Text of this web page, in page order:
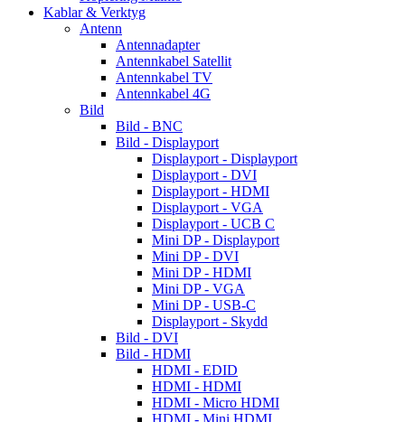
Kablar & Verktyg
Antenn
Antennadapter
Antennkabel Satellit
Antennkabel TV
Antennkabel 4G
Bild
Bild - BNC
Bild - Displayport
Displayport - Displayport
Displayport - DVI
Displayport - HDMI
Displayport - VGA
Displayport - UCB C
Mini DP - Displayport
Mini DP - DVI
Mini DP - HDMI
Mini DP - VGA
Mini DP - USB-C
Displayport - Skydd
Bild - DVI
Bild - HDMI
HDMI - EDID
HDMI - HDMI
HDMI - Micro HDMI
HDMI - Mini HDMI